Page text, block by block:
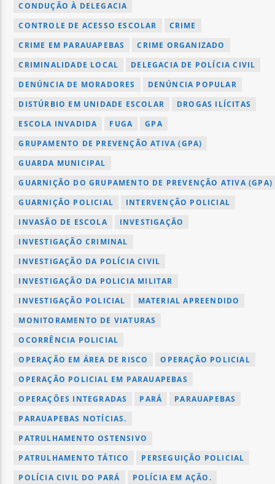
CONDUÇÃO À DELEGACIA
CONTROLE DE ACESSO ESCOLAR
CRIME
CRIME EM PARAUAPEBAS
CRIME ORGANIZADO
CRIMINALIDADE LOCAL
DELEGACIA DE POLÍCIA CIVIL
DENÚNCIA DE MORADORES
DENÚNCIA POPULAR
DISTÚRBIO EM UNIDADE ESCOLAR
DROGAS ILÍCITAS
ESCOLA INVADIDA
FUGA
GPA
GRUPAMENTO DE PREVENÇÃO ATIVA (GPA)
GUARDA MUNICIPAL
GUARNIÇÃO DO GRUPAMENTO DE PREVENÇÃO ATIVA (GPA)
GUARNIÇÃO POLICIAL
INTERVENÇÃO POLICIAL
INVASÃO DE ESCOLA
INVESTIGAÇÃO
INVESTIGAÇÃO CRIMINAL
INVESTIGAÇÃO DA POLÍCIA CIVIL
INVESTIGAÇÃO DA POLICIA MILITAR
INVESTIGAÇÃO POLICIAL
MATERIAL APREENDIDO
MONITORAMENTO DE VIATURAS
OCORRÊNCIA POLICIAL
OPERAÇÃO EM ÁREA DE RISCO
OPERAÇÃO POLICIAL
OPERAÇÃO POLICIAL EM PARAUAPEBAS
OPERAÇÕES INTEGRADAS
PARÁ
PARAUAPEBAS
PARAUAPEBAS NOTÍCIAS.
PATRULHAMENTO OSTENSIVO
PATRULHAMENTO TÁTICO
PERSEGUIÇÃO POLICIAL
POLÍCIA CIVIL DO PARÁ
POLÍCIA EM AÇÃO.